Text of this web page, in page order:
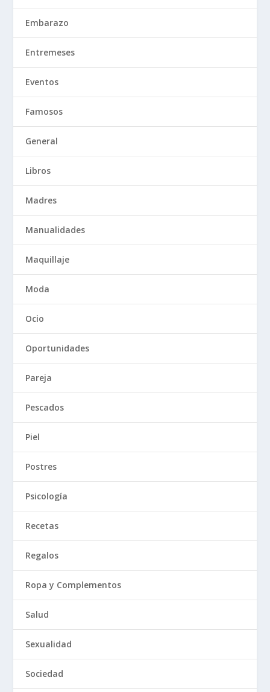
Embarazo
Entremeses
Eventos
Famosos
General
Libros
Madres
Manualidades
Maquillaje
Moda
Ocio
Oportunidades
Pareja
Pescados
Piel
Postres
Psicología
Recetas
Regalos
Ropa y Complementos
Salud
Sexualidad
Sociedad